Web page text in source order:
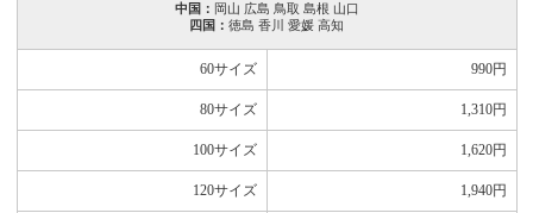
中国： 岡山 広島 鳥取 島根 山口
四国： 徳島 香川 愛媛 高知
60サイズ 990円
80サイズ 1,310円
100サイズ 1,620円
120サイズ 1,940円